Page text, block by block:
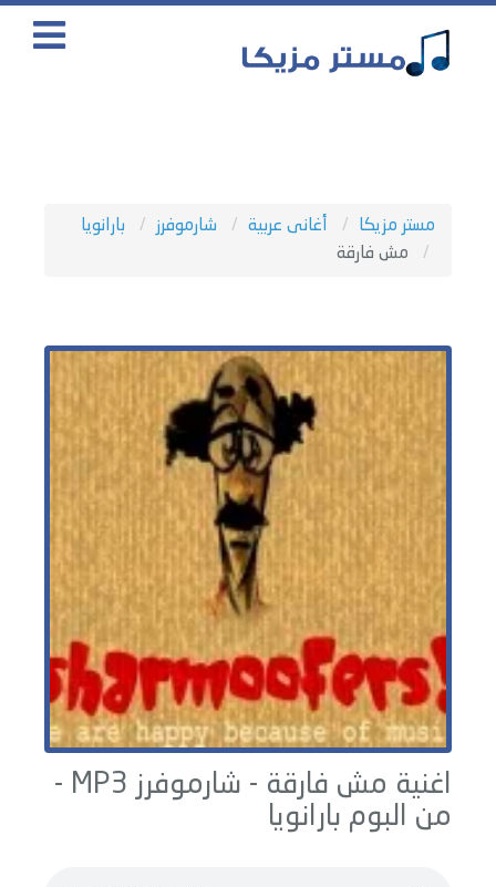
مستر مزيكا أغانى عربية شارموفرز
بارانويا
مش فارقة
اغنية مش فارقة - شارموفرز
MP3 -
من البوم بارانويا